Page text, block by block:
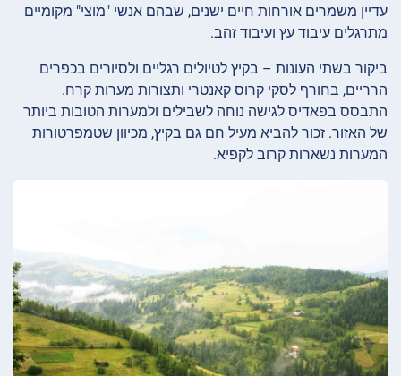
עדיין משמרים אורחות חיים ישנים, שבהם אנשי "מוצי" מקומיים
מתרגלים עיבוד עץ ועיבוד זהב.
ביקור בשתי העונות – בקיץ לטיולים רגליים ולסיורים בכפרים
הרריים, בחורף לסקי קרוס קאנטרי ותצורות מערות קרח.
התבסס בפאדיס לגישה נוחה לשבילים ולמערות הטובות ביותר
של האזור. זכור להביא מעיל חם גם בקיץ, מכיוון שטמפרטורות
המערות נשארות קרוב לקפיא.